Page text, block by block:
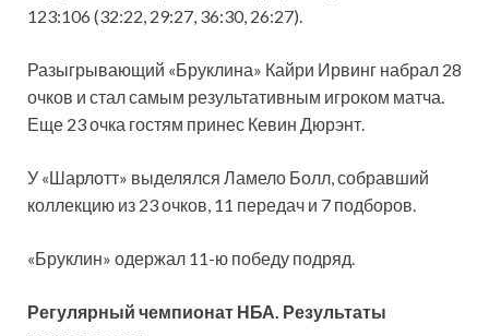
123:106 (32:22, 29:27, 36:30, 26:27).
Разыгрывающий «Бруклина» Кайри Ирвинг набрал 28
очков и стал самым результативным игроком матча.
Еще 23 очка гостям принес Кевин Дюрэнт.
У «Шарлотт» выделялся Ламело Болл, собравший
коллекцию из 23 очков, 11 передач и 7 подборов.
«Бруклин» одержал 11-ю победу подряд.
Регулярный чемпионат НБА. Результаты